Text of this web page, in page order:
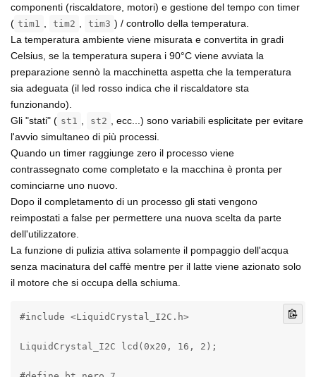
componenti (riscaldatore, motori) e gestione del tempo con timer
( tim1 tim2 tim3 ) / controllo della temperatura.
La temperatura ambiente viene misurata e convertita in gradi
Celsius, se la temperatura supera i 90°C viene avviata la
preparazione sennò la macchinetta aspetta che la temperatura
sia adeguata (il led rosso indica che il riscaldatore sta
funzionando).
Gli "stati" ( st1 st2
, ecc...) sono variabili esplicitate per evitare
l'avvio simultaneo di più processi.
Quando un timer raggiunge zero il processo viene
contrassegnato come completato e la macchina è pronta per
cominciarne uno nuovo.
Dopo il completamento di un processo gli stati vengono
reimpostati a false per permettere una nuova scelta da parte
dell'utilizzatore.
La funzione di pulizia attiva solamente il pompaggio dell'acqua
senza macinatura del caffè mentre per il latte viene azionato solo
il motore che si occupa della schiuma.
#include <LiquidCrystal_I2C.h>

LiquidCrystal_I2C lcd(0x20, 16, 2);

#define bt_nero 7
#define bt_chiaro 6
#define bt_espresso 5
#define bt_americano 4
#define bt_latte 3
#define bt_pulizia 2

#define voce 12
#define riscaldatore_acqua 13

#define motore_frullino 9
#define motore_pompa_acqua 10
#define motore_macinino 11

int temperatura = 0;
int bt_chiaroread = 0;
int bt_neroread = 0;
int bt_puliziaread = 0;
int bt_americano_read = 0;
int bt_espresso_read = 0;
int bt_latte_read = 0;

bool st1 = false;
bool st2 = false;
bool st3 = false;
bool st4 = false;
bool st5 = false;
bool st6 = false;

bool tem = false;
bool t = false;
bool start = false;

int tim1 = 15;
int tim2 = 20;
int tim3 = 20;

void setup() {
  pinMode(voce, OUTPUT);
  pinMode(riscaldatore_acqua, OUTPUT);

  pinMode(motore_frullino, OUTPUT);
  pinMode(motore_pompa_acqua, OUTPUT);
  pinMode(motore_macinino, OUTPUT);

  pinMode(bt_pulizia, INPUT_PULLUP);
  pinMode(bt_latte, INPUT_PULLUP);
  pinMode(bt_americano, INPUT_PULLUP);
  pinMode(bt_espresso, INPUT_PULLUP);
  pinMode(bt_chiaro, INPUT_PULLUP);
  pinMode(bt_nero, INPUT_PULLUP);

  lcd.init();
  lcd.backlight();
  lcd.setCursor(0, 0);
  lcd.print(" EHF Coffee ");
  lcd.setCursor(0, 1);
  lcd.print("      ON        ");
  digitalWrite(voce, HIGH);
  delay(1000);
  lcd.clear();
}

void loop() {
  int potenziometro = analogRead(A0);
  int percentuale = map(potenziometro, 0, 1023, 0, 100);

  bt_neroread = digitalRead(bt_nero);
  bt_chiaroread = digitalRead(bt_chiaro);
  bt_espresso_read = digitalRead(bt_espresso);
  bt_americano_read = digitalRead(bt_americano);
  bt_puliziaread = digitalRead(bt_pulizia);
  bt_latte_read = digitalRead(bt_latte);

  lcd.setCursor(0, 0);
  lcd.print("Livello Acqua: ");
  lcd.print(percentuale);
  lcd.print("% ");

  if (percentuale >= 25) {
    delay(10);
    lcd.setCursor(0, 1);
    lcd.print("                 ");

    if (bt_neroread == LOW && !st1) {
      tim1 = 10;
      tim2 = 20;
      st1 = true;
      start = true;
    }
    while (st1) {
      blackcoffee();
    }

    if (bt_chiaroread == LOW && !st2) {
      tim1 = 7;
      tim2 = 20;
      st2 = true;
      start = true;
    }
    while (st2) {
      lightcoffee();
    }

    if (bt_espresso_read == LOW && !st3) {
      tim1 = 15;
      tim2 = 5;
      st3 = true;
      start = true;
    }
    while (st3) {
      espresso();
    }

    if (bt_americano_read == LOW && !st4) {
      tim1 = 15;
      tim2 = 20;
      st4 = true;
      start = true;
    }
    while (st4) {
      americano();
    }

    if (bt_puliziaread == LOW && !st5) {
      tim2 = 5;
      st5 = true;
      start = true;
    }
    while (st5) {
      cleaning();
    }

    if (bt_latte_read == LOW && !st6) {
      tim1 = 15;
      tim2 = 15;
      tim3 = 30;
      st6 = true;
      start = true;
    }
    while (st6) {
      latte();
    }
  } else {
    lcd.setCursor(0, 1);
    lcd.print("Attendi...      ");
  }
}

bool temp() {
  temperatura = (analogRead(A1) * (5.0 / 1023) - .5) / .01;

  if (temperatura > 90) {
    tem = true;
  } else {
    tem = false;
  }
  return tem;
}

void blackcoffee() {
  lcd.setCursor(0, 0);
  lcd.print(" caffe Nero       ");
  digitalWrite(riscaldatore_acqua, HIGH);
  delay(1000);
  digitalWrite(motore_macinino, HIGH);
  while (tim1 != 0) {
    if (tim1 < 0) {
      tim1 = 0;
    }
    lcd.setCursor(0, 0);
    lcd.print("Macinino ON");
    lcd.setCursor(0, 1);
    lcd.print("Per " + String(tim1) + " Secondi ");
    tim1--;
    delay(1000);
  }
  digitalWrite(motore_macinino, LOW);
  lcd.setCursor(0, 0);
  lcd.print("    Chicchi sono  ");
  lcd.setCursor(0, 1);
  lcd.print("     Macinati     ");
  delay(1000);
  t = temp();
  while (start) {
    while (t && st1) {
      t = temp();
      lcd.clear();
      while (tim2 != 0) {
        if (tim2 < 0) {
          tim2 = 0;
          lcd.clear();
        }
        lcd.setCursor(0, 0);
        lcd.print("Attiva Pompa ");
        lcd.setCursor(0, 1);
        lcd.print("Per " + String(tim2) + " Secondi ");
        tim2--;
        digitalWrite(motore_pompa_acqua, HIGH);
        delay(1000);
      }
      lcd.print("Disattiva Pompa ");
      delay(1000);
      digitalWrite(motore_pompa_acqua, LOW);
      delay(1000);
      digitalWrite(riscaldatore_acqua, LOW);
      delay(1000);
      lcd.setCursor(0, 0);
      lcd.print("   caffe Nero    ");
      lcd.setCursor(0, 1);
      lcd.print("      Pronto     ");
      delay(1000);
      st1 = false;
      start = false;
      break;
    }
    while (!t) {
      t = temp();
      lcd.setCursor(0, 0);
      lcd.print("Temperatura:");
      lcd.print(temperatura);
      lcd.print("°C ");
      lcd.setCursor(0, 1);
      lcd.print(" Attendi...       ");
    }
  }
}

void lightcoffee() {
  lcd.setCursor(0, 0);
  lcd.print(" caffe Chiaro    ");
  digitalWrite(riscaldatore_acqua, HIGH);
  delay(1000);
  digitalWrite(motore_macinino, HIGH);
  while (tim1 != 0) {
    if (tim1 < 0) {
      tim1 = 0;
    }
    lcd.setCursor(0, 0);
    lcd.print("Macinino ON");
    lcd.setCursor(0, 1);
    lcd.print("Per " + String(tim1) + " Secondi ");
    tim1--;
    delay(1000);
  }
  digitalWrite(motore_macinino, LOW);
  lcd.setCursor(0, 0);
  lcd.print("    Chicchi sono  ");
  lcd.setCursor(0, 1);
  lcd.print("     Macinati     ");
  delay(1000);
  t = temp();
  while (start) {
    while (t && st2) {
      t = temp();
      lcd.clear();
      digitalWrite(motore_pompa_acqua, HIGH);
      while (tim2 != 0) {
        if (tim2 < 0) {
          tim2 = 0;
          lcd.clear();
        }
        lcd.setCursor(0, 0);
        lcd.print("Attiva Pompa ");
        lcd.setCursor(0, 1);
        lcd.print("Per " + String(tim2) + " Secondi ");
        tim2--;
        delay(1000);
      }
      lcd.setCursor(0, 0);
      lcd.print("Disattiva Pompa ");
      delay(1000);
      digitalWrite(motore_pompa_acqua, LOW);
      delay(1000);
      digitalWrite(riscaldatore_acqua, LOW);
      delay(1000);
      lcd.setCursor(0, 0);
      lcd.print("  caffe Chiaro   ");
      lcd.setCursor(0, 1);
      lcd.print("      Pronto     ");
      delay(1000);
      st2 = false;
      start = false;
      break;
    }
    while (!t) {
      t = temp();
      lcd.setCursor(0, 0);
      lcd.print("Temperatura:");
      lcd.print(temperatura);
      lcd.print("°C ");
      lcd.setCursor(0, 1);
      lcd.print(" Attendi...       ");
    }
  }
}

void espresso() {
  lcd.setCursor(0, 0);
  lcd.print("   Espresso     ");
  digitalWrite(riscaldatore_acqua, HIGH);
  delay(1000);
  while (tim1 != 0) {
    if (tim1 < 0) {
      tim1 = 0;
    }
    lcd.setCursor(0, 0);
    lcd.print("Macinino ON");
    lcd.setCursor(0, 1);
    lcd.print("Per " + String(tim1) + " Secondi ");
    tim1--;
    delay(1000);
  }
  digitalWrite(motore_macinino, LOW);
  lcd.setCursor(0, 0);
  lcd.print("    Chicchi sono  ");
  lcd.setCursor(0, 1);
  lcd.print("     Macinati     ");
  delay(1000);
  t = temp();
  while (start) {
    while (t && st3) {
      t = temp();
      lcd.clear();
      while (tim2 != 0) {
        if (tim2 < 0) {
          tim2 = 0;
          lcd.clear();
        }
        lcd.setCursor(0, 0);
        lcd.print("Attiva Pompa ");
        lcd.setCursor(0, 1);
        lcd.print("Per " + String(tim2) + " Secondi ");
        tim2--;
        digitalWrite(motore_pompa_acqua, HIGH);
        delay(1000);
      }
      lcd.setCursor(0, 0);
      lcd.print("Disattiva Pompa ");
      delay(1000);
      digitalWrite(motore_pompa_acqua, LOW);
      delay(1000);
      digitalWrite(riscaldatore_acqua, LOW);
      delay(1000);
      lcd.setCursor(0, 0);
      lcd.print("     Espresso    ");
      lcd.setCursor(0, 1);
      lcd.print("      Pronto     ");
      delay(1000);
      st3 = false;
      start = false;
      break;
    }
    while (!t) {
      t = temp();
      lcd.setCursor(0, 0);
      lcd.print("Temperatura:");
      lcd.print(temperatura);
      lcd.print("°C ");
      lcd.setCursor(0, 1);
      lcd.print(" Attendi...       ");
    }
  }
}

void americano() {
  lcd.setCursor(0, 0);
  lcd.print("   Americano     ");
  digitalWrite(riscaldatore_acqua, HIGH);
  delay(1000);
  digitalWrite(motore_macinino, HIGH);
  while (tim1 != 0) {
    if (tim1 < 0) {
      tim1 = 0;
    }
    lcd.setCursor(0, 0);
    lcd.print("Macinino ON");
    lcd.setCursor(0, 1);
    lcd.print("Per " + String(tim1) + " Secondi ");
    tim1--;
    delay(1000);
  }
  digitalWrite(motore_macinino, LOW);
  lcd.setCursor(0, 0);
  lcd.print("    Chicchi sono  ");
  lcd.setCursor(0, 1);
  lcd.print("     Macinati     ");
  delay(1000);
  t = temp();
  while (start) {
    while (t && st4) {
      t = temp();
      lcd.clear();
      while (tim2 != 0) {
        if (tim2 < 0) {
          tim2 = 0;
          lcd.clear();
        }
        lcd.setCursor(0, 0);
        lcd.print("Attiva Pompa ");
        lcd.setCursor(0, 1);
        lcd.print("Per " + String(tim2) + " Secondi ");
        tim2--;
        digitalWrite(motore_pompa_acqua, HIGH);
        delay(1000);
      }
      lcd.setCursor(0, 0);
      lcd.print("Disattiva Pompa ");
      delay(1000);
      digitalWrite(motore_pompa_acqua, LOW);
      delay(1000);
      digitalWrite(riscaldatore_acqua, LOW);
      delay(1000);
      lcd.setCursor(0, 0);
      lcd.print("   Americano    ");
      lcd.setCursor(0, 1);
      lcd.print("      Pronto     ");
      delay(1000);
      st4 = false;
      start = false;
      break;
    }
    while (!t) {
      t = temp();
      lcd.setCursor(0, 0);
      lcd.print("Temperatura:");
      lcd.print(temperatura);
      lcd.print("°C ");
      lcd.setCursor(0, 1);
      lcd.print(" Attendi...       ");
    }
  }
}

void cleaning() {
  lcd.setCursor(0, 0);
  lcd.print("   Pulizia       ");
  digitalWrite(motore_pompa_acqua, HIGH);
  while (tim2 != 0) {
    if (tim2 < 0) {
      tim2 = 0;
      lcd.clear();
    }
    lcd.setCursor(0, 0);
    lcd.print("Attiva Pompa ");
    lcd.setCursor(0, 1);
    lcd.print("Per " + String(tim2) + " Secondi ");
    t